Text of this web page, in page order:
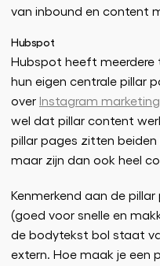
van inbound en content
Hubspot
Hubspot heeft
hun eigen centrale pillar
over Instagram marketing
wel dat pillar content
pillar pages zitten
maar zijn dan ook heel
Kenmerkend aan de
(goed voor snelle en
de bodytekst bol staat
extern. Hoe maak je een